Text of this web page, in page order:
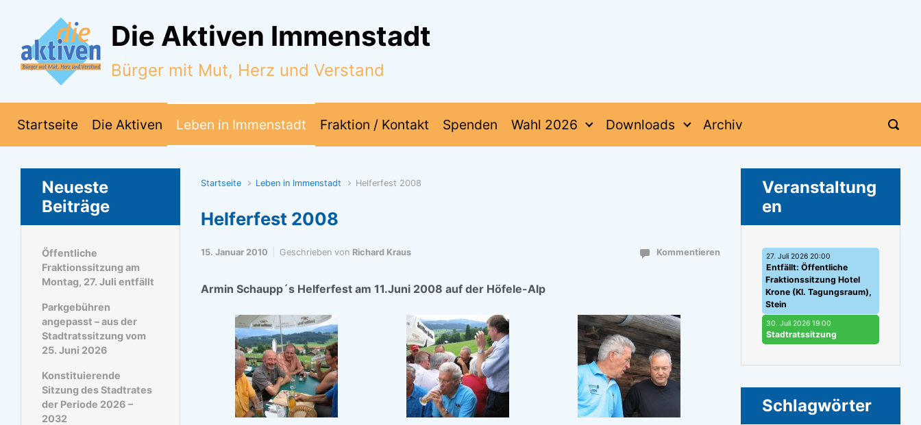
Zum Hauptinhalt springen
Die Aktiven Immenstadt
Bürger mit Mut, Herz und Verstand
Startseite Die Aktiven Leben in Immenstadt Fraktion / Kontakt Spenden Wahl 2026 Downloads Archiv
Startseite Leben in Immenstadt Helferfest 2008
Helferfest 2008
15. Januar 2010 Geschrieben von Richard Kraus Kommentieren
Armin Schaupp´s Helferfest am 11.Juni 2008 auf der Höfele-Alp
Neueste
Beiträge
Öffentliche
Fraktionssitzung am
Montag, 27. Juli entfällt
Parkgebühren
angepasst – aus der
Stadtratssitzung vom
25. Juni 2026
Konstituierende
Sitzung des Stadtrates
der Periode 2026 –
2032
Veranstaltung
en
27. Juli 2026 20:00
Entfällt: Öffentliche
Fraktionssitzung Hotel
Krone (Kl. Tagungsraum),
Stein
30. Juli 2026 19:00
Stadtratssitzung
Schlagwörter